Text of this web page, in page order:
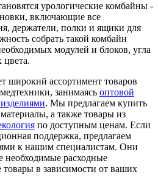
урологические комбайны -
включающие все
держатели, полки и ящики для
собрать такой комбайн
модулей и блоков, угла
широкий ассортимент товаров
занимаясь оптовой
. Мы предлагаем купить
а также товары из
по доступным ценам. Если
поддержка, предлагаем
к нашим специалистам. Они
необходимые расходные
в зависимости от ваших